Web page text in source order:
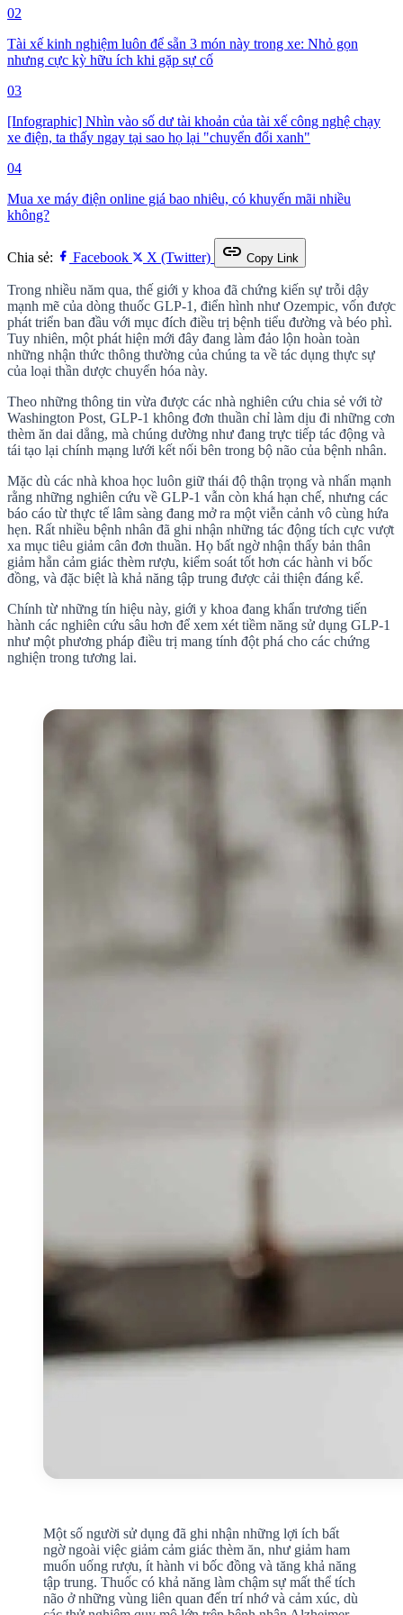
02
Tài xế kinh nghiệm luôn để sẵn 3 món này trong xe: Nhỏ gọn
nhưng cực kỳ hữu ích khi gặp sự cố
03
[Infographic] Nhìn vào số dư tài khoản của tài xế công nghệ chạy
xe điện, ta thấy ngay tại sao họ lại "chuyển đổi xanh"
04
Mua xe máy điện online giá bao nhiêu, có khuyến mãi nhiều
không?
Chia sẻ: Facebook X (Twitter) link Copy Link
Trong nhiều năm qua, thế giới y khoa đã chứng kiến sự trỗi dậy
mạnh mẽ của dòng thuốc GLP-1, điển hình như Ozempic, vốn được
phát triển ban đầu với mục đích điều trị bệnh tiểu đường và béo phì.
Tuy nhiên, một phát hiện mới đây đang làm đảo lộn hoàn toàn
những nhận thức thông thường của chúng ta về tác dụng thực sự
của loại thần dược chuyển hóa này.
Theo những thông tin vừa được các nhà nghiên cứu chia sẻ với tờ
Washington Post, GLP-1 không đơn thuần chỉ làm dịu đi những cơn
thèm ăn dai dẳng, mà chúng dường như đang trực tiếp tác động và
tái tạo lại chính mạng lưới kết nối bên trong bộ não của bệnh nhân.
Mặc dù các nhà khoa học luôn giữ thái độ thận trọng và nhấn mạnh
rằng những nghiên cứu về GLP-1 vẫn còn khá hạn chế, nhưng các
báo cáo từ thực tế lâm sàng đang mở ra một viễn cảnh vô cùng hứa
hẹn. Rất nhiều bệnh nhân đã ghi nhận những tác động tích cực vượt
xa mục tiêu giảm cân đơn thuần. Họ bất ngờ nhận thấy bản thân
giảm hẳn cảm giác thèm rượu, kiểm soát tốt hơn các hành vi bốc
đồng, và đặc biệt là khả năng tập trung được cải thiện đáng kể.
Chính từ những tín hiệu này, giới y khoa đang khẩn trương tiến
hành các nghiên cứu sâu hơn để xem xét tiềm năng sử dụng GLP-1
như một phương pháp điều trị mang tính đột phá cho các chứng
nghiện trong tương lai.
Một số người sử dụng đã ghi nhận những lợi ích bất
ngờ ngoài việc giảm cảm giác thèm ăn, như giảm ham
muốn uống rượu, ít hành vi bốc đồng và tăng khả năng
tập trung. Thuốc có khả năng làm chậm sự mất thể tích
não ở những vùng liên quan đến trí nhớ và cảm xúc, dù